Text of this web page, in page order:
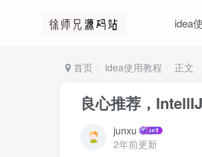
idea
首页 idea使用教程 正文
良心推荐，
junxu
2年前更新